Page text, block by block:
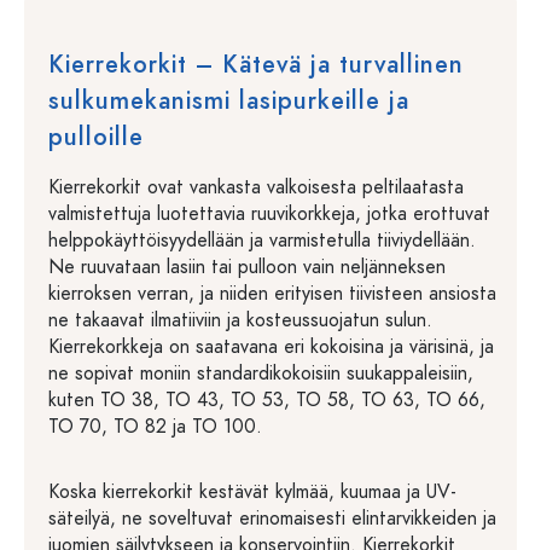
Kierrekorkit – Kätevä ja turvallinen
sulkumekanismi lasipurkeille ja
pulloille
Kierrekorkit ovat vankasta valkoisesta peltilaatasta
valmistettuja luotettavia ruuvikorkkeja, jotka erottuvat
helppokäyttöisyydellään ja varmistetulla tiiviydellään.
Ne ruuvataan lasiin tai pulloon vain neljänneksen
kierroksen verran, ja niiden erityisen tiivisteen ansiosta
ne takaavat ilmatiiviin ja kosteussuojatun sulun.
Kierrekorkkeja on saatavana eri kokoisina ja värisinä, ja
ne sopivat moniin standardikokoisiin suukappaleisiin,
kuten TO 38, TO 43, TO 53, TO 58, TO 63, TO 66,
TO 70, TO 82 ja TO 100.
Koska kierrekorkit kestävät kylmää, kuumaa ja UV-
säteilyä, ne soveltuvat erinomaisesti elintarvikkeiden ja